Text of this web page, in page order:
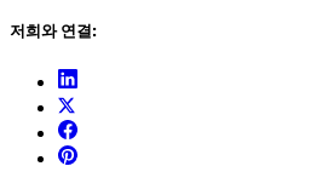
저희와 연결: